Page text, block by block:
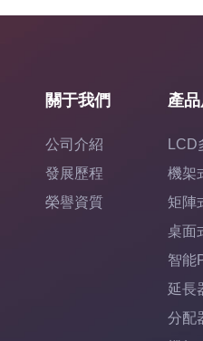
關于我們
公司介紹
發展歷程
榮譽資質
產
LCD
機架
矩陣
桌面
智能
延長
分配